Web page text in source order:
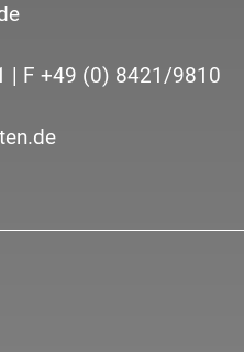
| F +49 (0) 8421/9810